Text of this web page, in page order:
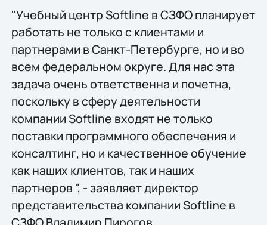
"Учебный центр Softline в СЗФО планирует
работать не только с клиентами и
партнерами в Санкт-Петербурге, но и во
всем федеральном округе. Для нас эта
задача очень ответственна и почетна,
поскольку в сферу деятельности
компании Softline входят не только
поставки программного обеспечения и
консалтинг, но и качественное обучение
как наших клиентов, так и наших
партнеров ", - заявляет директор
представительства компании Softline в